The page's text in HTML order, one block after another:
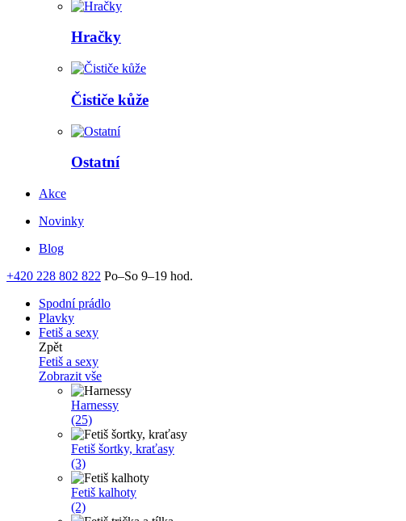
Hračky
Čističe kůže
Ostatní
Akce
Novinky
Blog
+420 228 802 822 Po–So 9–19 hod.
Spodní prádlo
Plavky
Fetiš a sexy
Zpět
Fetiš a sexy
Zobrazit vše
Harnessy
(25)
Fetiš šortky, kraťasy
(3)
Fetiš kalhoty
(2)